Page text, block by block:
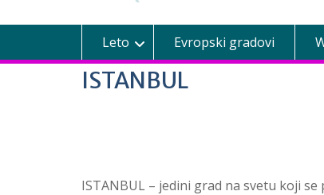
Leto Evropski gradovi
ISTANBUL
ISTANBUL – jedini grad na svetu koji